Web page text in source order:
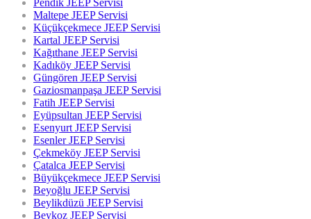
Pendik JEEP Servisi
Maltepe JEEP Servisi
Küçükçekmece JEEP Servisi
Kartal JEEP Servisi
Kağıthane JEEP Servisi
Kadıköy JEEP Servisi
Güngören JEEP Servisi
Gaziosmanpaşa JEEP Servisi
Fatih JEEP Servisi
Eyüpsultan JEEP Servisi
Esenyurt JEEP Servisi
Esenler JEEP Servisi
Çekmeköy JEEP Servisi
Çatalca JEEP Servisi
Büyükçekmece JEEP Servisi
Beyoğlu JEEP Servisi
Beylikdüzü JEEP Servisi
Beykoz JEEP Servisi